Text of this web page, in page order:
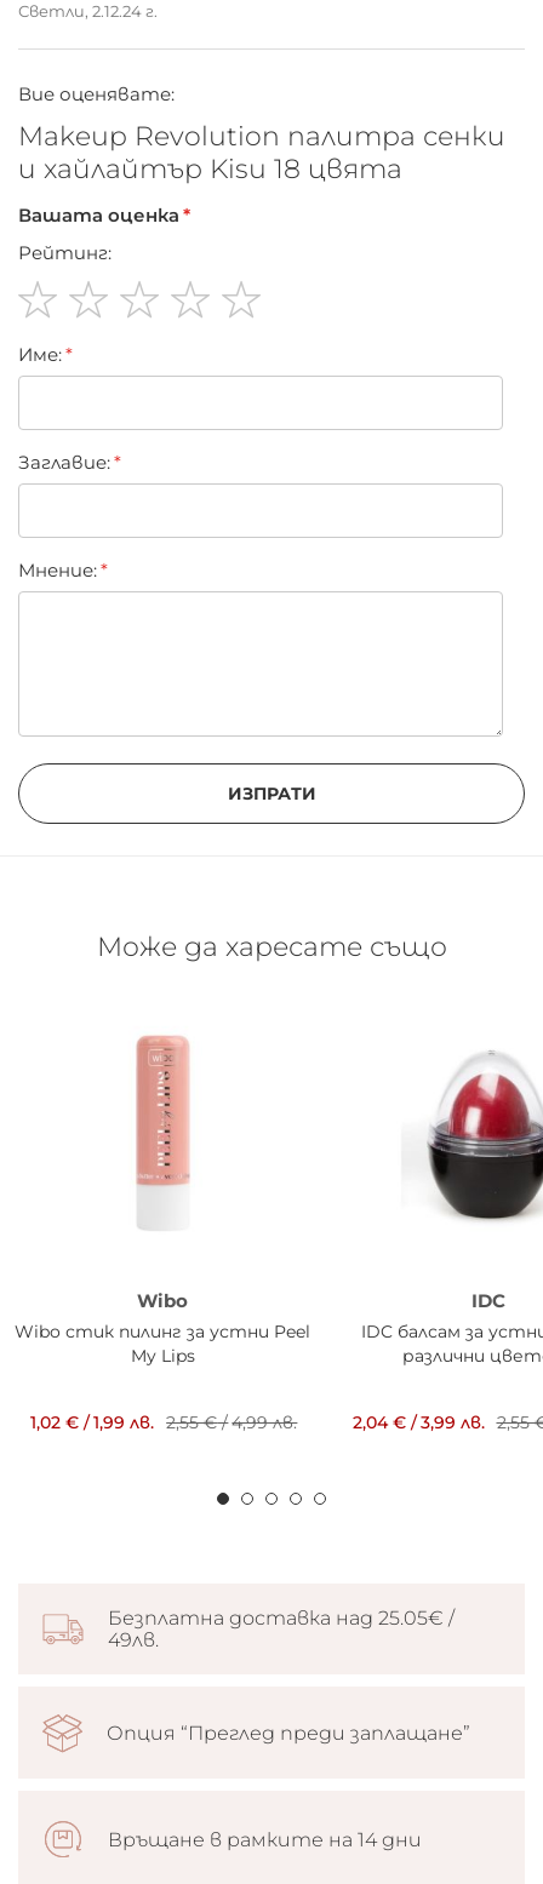
Светли, 2.12.24 г.
Вие оценявате:
Makeup Revolution палитра сенки
и хайлайтър Kisu 18 цвята
Вашата оценка
Рейтинг:
star
stars
stars
stars
stars
Име:
Заглавиe:
Мнение:
ИЗПРАТИ
Може да харесате също
Wibo
Wibo стик пилинг за устни Peel
My Lips
1,02 € /1,99 лв. 2,55 €/4,99 лв.
IDC
IDC балсам за
различни
2,04 €/3,99 лв. 2,55
Безплатна доставка над 25.05€ /
49лв.
Опция “Преглед преди заплащане”
Връщане в рамките на 14 дни